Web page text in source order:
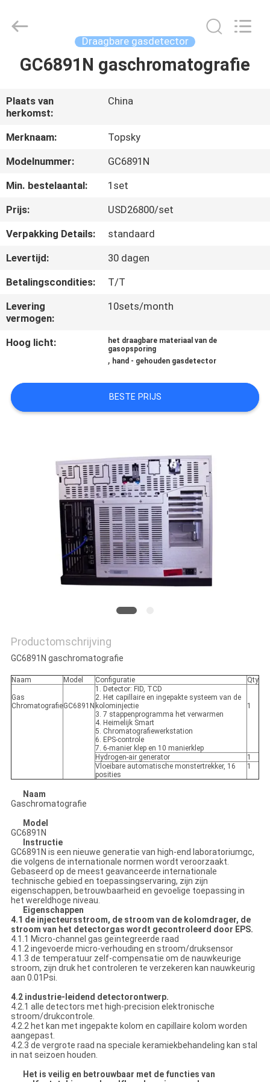
HUIS
PRODUCTEN
ONGEVEER
ONS
FABRIEKSREIS
KWALITEITSCONTROLE
CONTACTEER
ONS
VERZOEK
CITAAT
SITEMAP
POLICY
Rights
Draagbare gasdetector
GC6891N gaschromatografie
Plaats van
herkomst:
China
Merknaam:
Topsky
Modelnummer:
GC6891N
Min. bestelaantal:
1set
Prijs:
USD26800/set
Verpakking Details:
standaard
Levertijd:
30 dagen
Betalingscondities:
T/T
Levering
vermogen:
10sets/month
Hoog licht:
het draagbare materiaal van de
gasopsporing
, hand - gehouden gasdetector
BESTE PRIJS
Productomschrijving
GC6891N gaschromatografie
Naam Model Configuratie Qty
Gas
ChromatografieGC6891N
1. Detector: FID, TCD
2. Het capillaire en ingepakte systeem van de
kolominjectie
3. 7 stappenprogramma het verwarmen
4. Heimelijk Smart
5. Chromatografiewerkstation
6. EPS-controle
7. 6-manier klep en 10 manierklep
1
Hydrogen-air generator
1
Vloeibare automatische monstertrekker, 16
posities
1
Naam
Gaschromatografie
Model
GC6891N
Instructie
GC6891N is een nieuwe generatie van high-end laboratoriumgc,
die volgens de internationale normen wordt veroorzaakt.
Gebaseerd op de meest geavanceerde internationale
technische gebied en toepassingservaring, zijn zijn
eigenschappen, betrouwbaarheid en gevoelige toepassing in
het wereldhoge niveau.
Eigenschappen
4.1 de injecteursstroom, de stroom van de kolomdrager, de
stroom van het detectorgas wordt gecontroleerd door EPS.
4.1.1 Micro-channel gas geïntegreerde raad
4.1.2 ingevoerde micro-verhouding en stroom/druksensor
4.1.3 de temperatuur zelf-compensatie om de nauwkeurige
stroom, zijn druk het controleren te verzekeren kan nauwkeurig
aan 0.01Psi.
4.2 industrie-leidend detectorontwerp.
4.2.1 alle detectors met high-precision elektronische
stroom/drukcontrole.
4.2.2 het kan met ingepakte kolom en capillaire kolom worden
aangepast.
4.2.3 de vergrote raad na speciale keramiekbehandeling kan stal
in nat seizoen houden.
Het is veilig en betrouwbaar met de functies van